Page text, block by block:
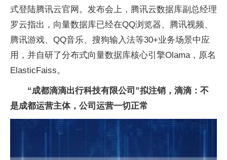
式登陆腾讯云官网。发布会上，腾讯云数据库副总经理
罗云指出，向量数据库已经在QQ浏览器、腾讯视频、
腾讯游戏、QQ音乐、搜狗输入法等30+业务场景中应
用，并自研了分布式向量数据库核心引擎Olama，原名
ElasticFaiss。
“成都滴滴出行科技有限公司”拟注销，滴滴：不
是成都运营主体，公司运营一切正常